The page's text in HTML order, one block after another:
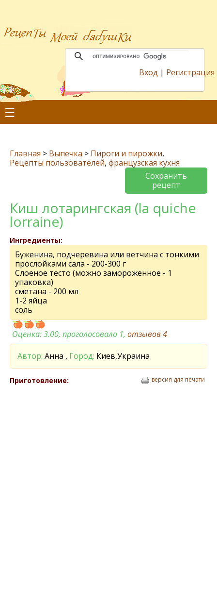
Вход | Регистрация
☰
Главная > Выпечка > Пироги и пирожки,
Рецепты пользователей, французская кухня
Сохранить
рецепт
Киш лотарингская (la quiche
lorraine)
Ингредиенты:
Буженина, подчеревина или ветчина с тонкими
прослойками сала - 200-300 г
Слоеное тесто (можно замороженное - 1
упаковка)
сметана - 200 мл
1-2 яйца
соль
Оценка:3.00, проголосовало 1, отзывов 4
Автор: Анна , Город: Киев,Украина
Приготовление: версия для печати